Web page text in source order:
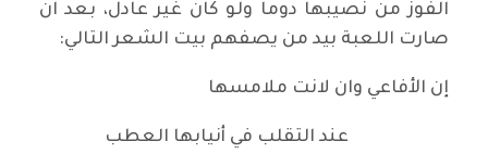
الفوز من نصيبها دوما ولو كان غير عادل، بعد ان
صارت اللعبة بيد من يصفهم بيت الشعر التالي:
إن الأفاعي وان لانت ملامسها
عند التقلب في أنيابها العطب